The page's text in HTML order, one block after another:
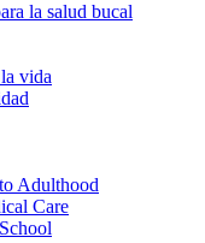
la salud bucal
vida
Adulthood
Care